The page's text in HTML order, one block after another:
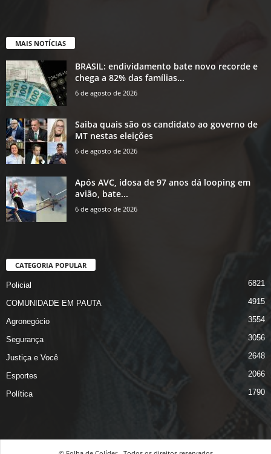
MAIS NOTÍCIAS
BRASIL: endividamento bate novo recorde e
chega a 82% das famílias...
6 de agosto de 2026
Saiba quais são os candidato ao governo de
MT nestas eleições
6 de agosto de 2026
Após AVC, idosa de 97 anos dá looping em
avião, bate...
6 de agosto de 2026
CATEGORIA POPULAR
Policial 6821
COMUNIDADE EM PAUTA 4915
Agronegócio 3554
Segurança 3056
Justiça e Você 2648
Esportes 2066
Política 1790